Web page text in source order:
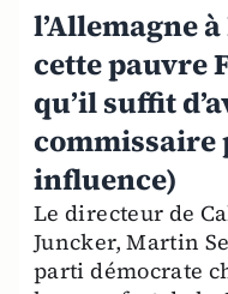
l’Allemagne
cette pauvre
qu’il suffit
commissaire
influence)
Le directeur de
Juncker, Martin
parti démocrate